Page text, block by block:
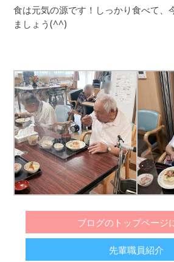
食は元気の源です！しっかり食べて、
ましょう(^^)
ブログのトップページ
先輩職員紹介